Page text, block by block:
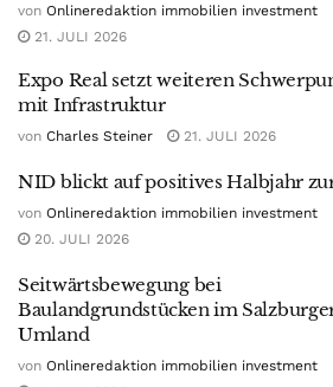
von Onlineredaktion immobilien investment
21. JULI 2026
Expo Real setzt weiteren
mit Infrastruktur
von Charles Steiner 21. JULI 2026
NID blickt auf positives Halbjahr
von Onlineredaktion immobilien investment
20. JULI 2026
Seitwärtsbewegung bei
Baulandgrundstücken im
Umland
von Onlineredaktion immobilien investment